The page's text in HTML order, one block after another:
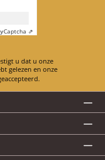
Captcha ⇗
Door doorgaan te selecteren, bevestigt u dat u onze
hebt gelezen en onze